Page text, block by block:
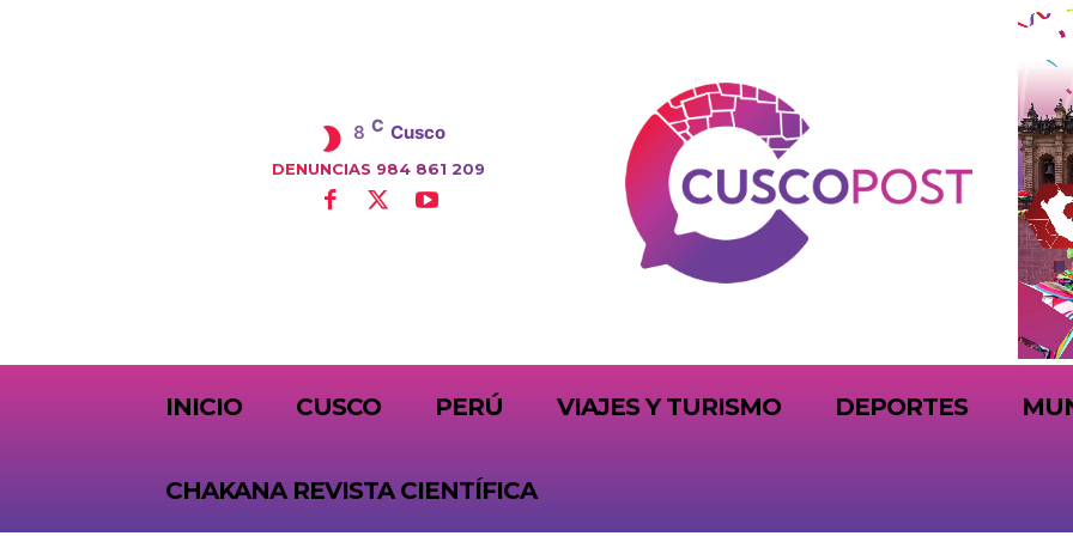
8 C Cusco
DENUNCIAS 984 861 209
INICIO CUSCO PERÚ VIAJES Y TURISMO DEPORTES
CHAKANA REVISTA CIENTÍFICA